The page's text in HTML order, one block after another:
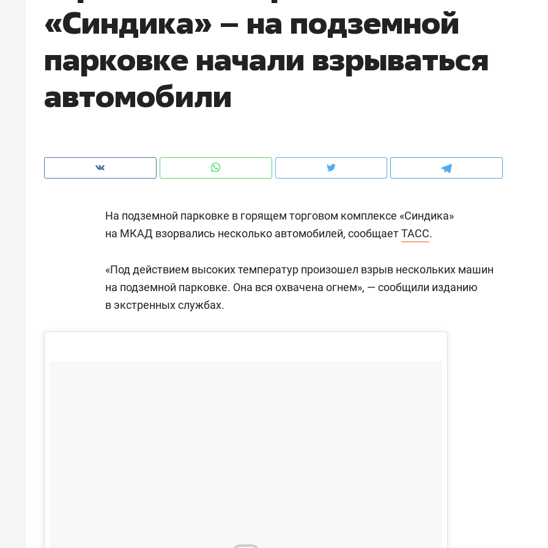
«Синдика» – на подземной
парковке начали взрываться
автомобили
На подземной парковке в горящем торговом комплексе «Синдика»
на МКАД взорвались несколько автомобилей, сообщаетТАСС.
«Под действием высоких температур произошел взрыв нескольких машин
на подземной парковке. Она вся охвачена огнем», — сообщили изданию
в экстренных службах.
чем интересен Оман?
клиентах и чудных запросах мастеров
школьной формы о
налогах и развитии без
Рекомендуем
Падел, фитнес, танцы и даже
стал Меккой для любителей
Рекомендуем
Психотерапевт «Фороса»:
когда человек не считает
свою сверхнагрузку
стрессом»
Рекомендуем
Дизайнер-прораб
с мебелью за 2
для меня это